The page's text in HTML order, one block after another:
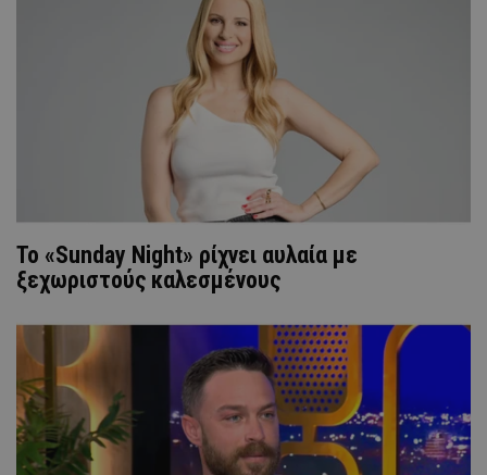
Το «Sunday Night» ρίχνει αυλαία με
ξεχωριστούς καλεσμένους